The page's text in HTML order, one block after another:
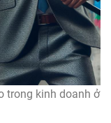
trong kinh doanh ở